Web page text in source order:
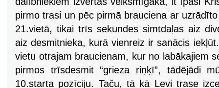
pirmo trasi un pēc pirmā brauciena ar
21.vietā, tikai trīs sekundes simtdaļas aiz
aiz desmitnieka, kurā vienreiz ir sanācis
vietu otrajam braucienam, kur no labākajiem
pirmos trīsdesmit “grieza riņķī”, tādējādi
10.starta pozīciju. Taču, tā kā Levi trase